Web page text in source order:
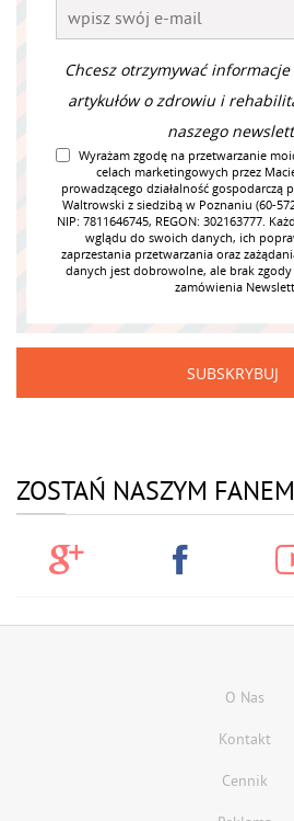
Chcesz otrzymywać
artykułów o zdrowiu i
naszego
Wyrażam zgodę na przetwarzanie
celach marketingowych przez
prowadzącego działalność gospodarczą
Waltrowski z siedzibą w Poznaniu (60-
NIP: 7811646745, REGON: 302163777.
wglądu do swoich danych, ich
zaprzestania przetwarzania oraz
danych jest dobrowolne, ale brak
zamówienia
SUBSKRYBUJ
ZOSTAŃ NASZYM FANEM
O Nas
Kontakt
Cennik